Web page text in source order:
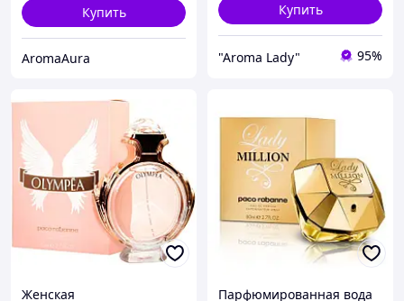
Купить
AromaAura
Купить
"Aroma Lady" 95%
Женская
Парфюмированная вода